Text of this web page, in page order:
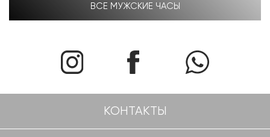
ВСЕ МУЖСКИЕ ЧАСЫ
КОНТАКТЫ